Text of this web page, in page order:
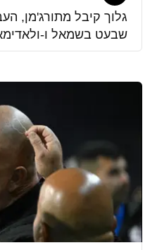
גלוך קיבל מתורג'מן,
שבעט בשמאל ו-